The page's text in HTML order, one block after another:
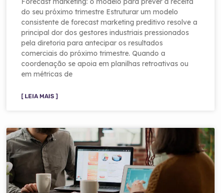
do seu próximo trimestre Estruturar um modelo
consistente de forecast marketing preditivo resolve a
principal dor dos gestores industriais pressionados
pela diretoria para antecipar os resultados
comerciais do próximo trimestre. Quando a
coordenação se apoia em planilhas retroativas ou
em métricas de
[ LEIA MAIS ]